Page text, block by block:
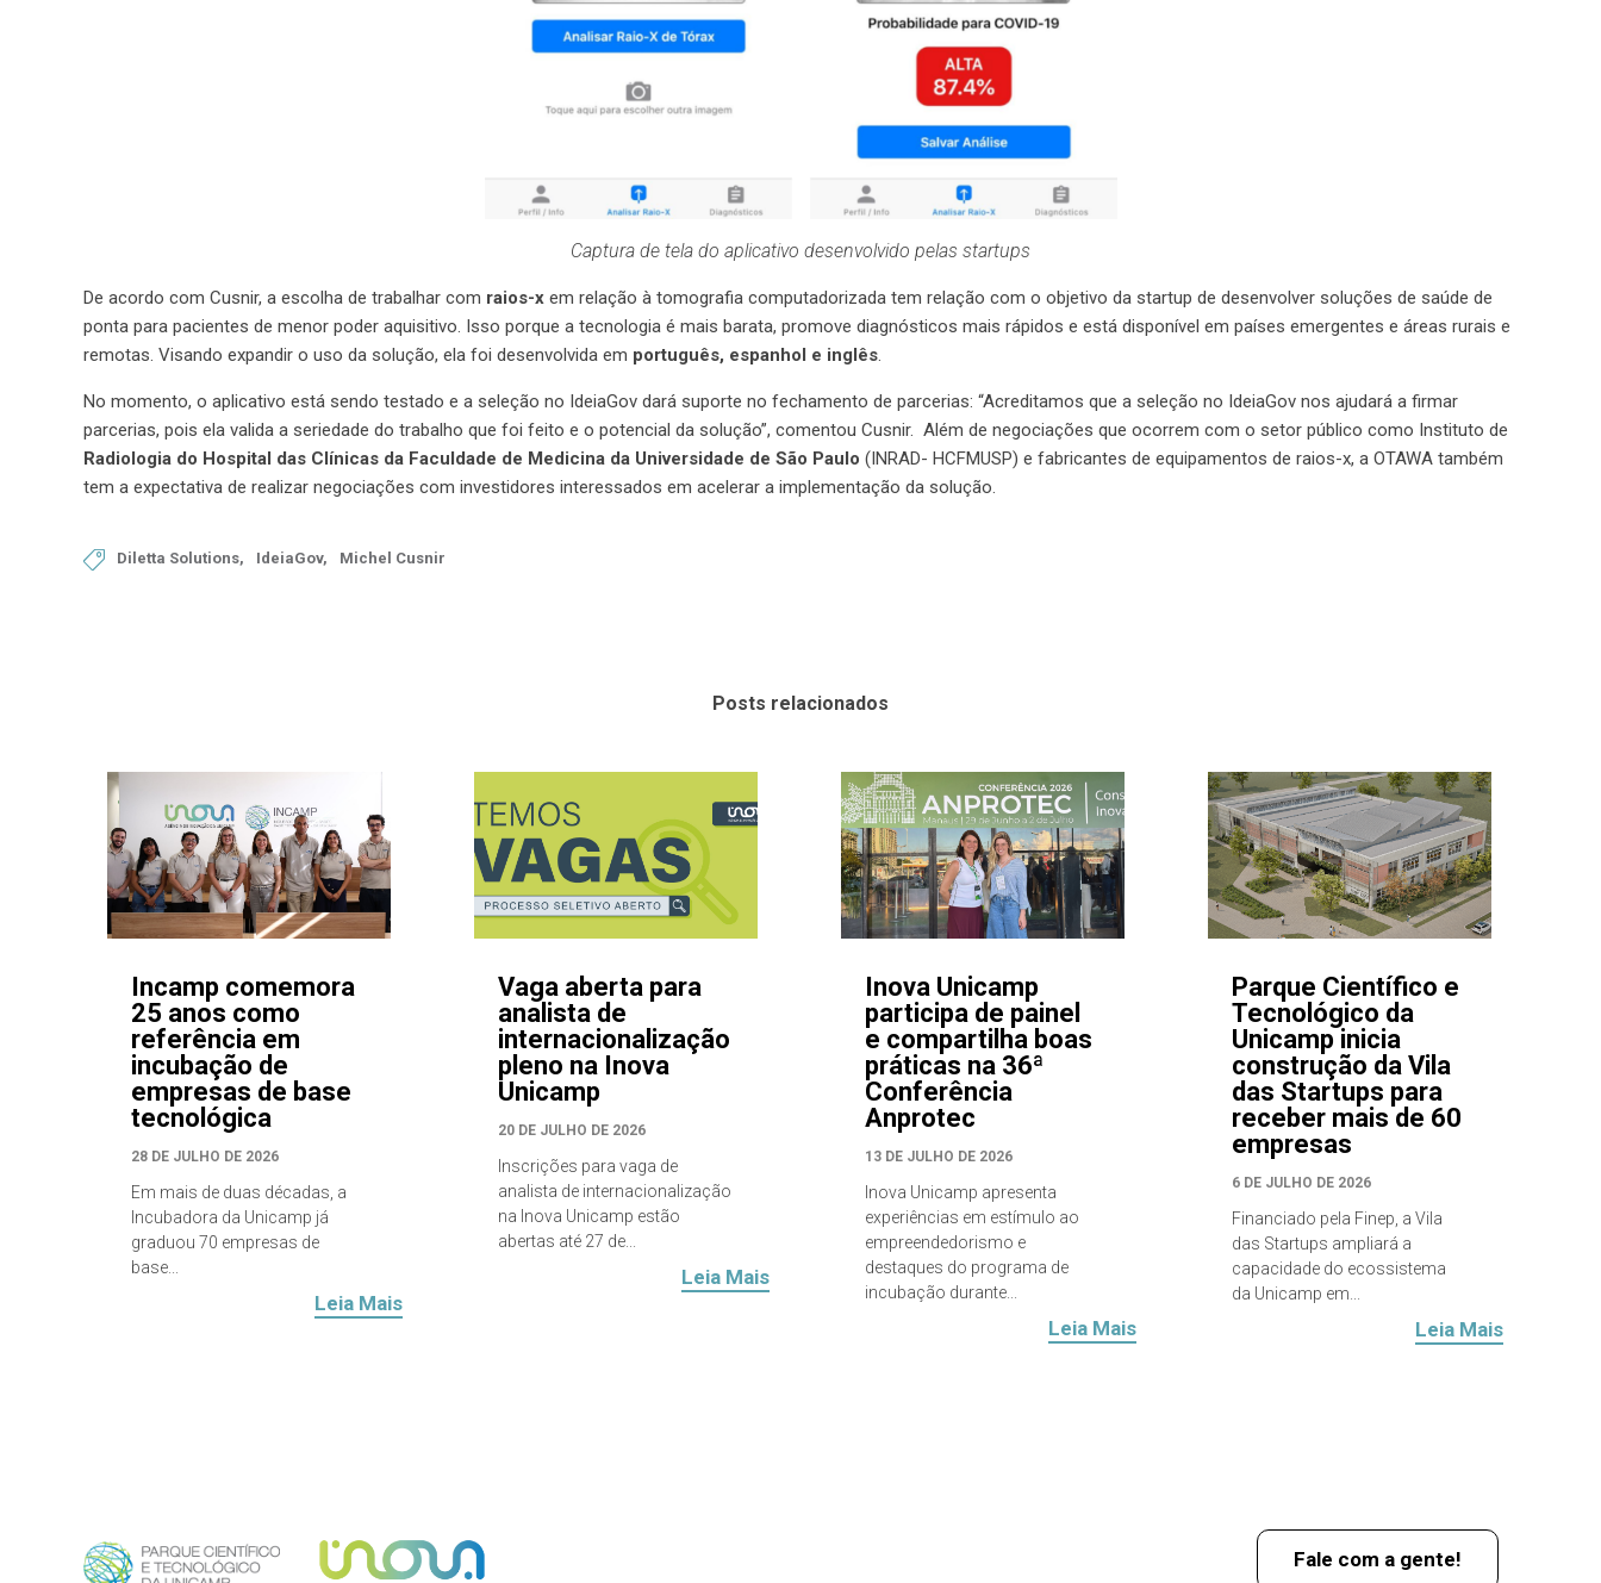
Captura de tela do aplicativo desenvolvido pelas startups
De acordo com Cusnir, a escolha de trabalhar com raios-x em relação à tomografia computadorizada tem relação com o objetivo da startup de desenvolver soluções de saúde de
ponta para pacientes de menor poder aquisitivo. Isso porque a tecnologia é mais barata, promove diagnósticos mais rápidos e está disponível em países emergentes e áreas rurais e
remotas. Visando expandir o uso da solução, ela foi desenvolvida em português, espanhol e inglês.
No momento, o aplicativo está sendo testado e a seleção no IdeiaGov dará suporte no fechamento de parcerias: “Acreditamos que a seleção no IdeiaGov nos ajudará a firmar
parcerias, pois ela valida a seriedade do trabalho que foi feito e o potencial da solução”, comentou Cusnir. Além de negociações que ocorrem com o setor público como Instituto de
Radiologia do Hospital das Clínicas da Faculdade de Medicina da Universidade de São Paulo (INRAD- HCFMUSP) e fabricantes de equipamentos de raios-x, a OTAWA também
tem a expectativa de realizar negociações com investidores interessados em acelerar a implementação da solução.
 Diletta Solutions IdeiaGov Michel Cusnir
Posts relacionados
Incamp comemora
25 anos como
referência em
incubação de
empresas de base
tecnológica
28 DE JULHO DE 2026
Em mais de duas décadas, a
Incubadora da Unicamp já
graduou 70 empresas de
base...
Leia Mais
Vaga aberta para
analista de
internacionalização
pleno na Inova
Unicamp
20 DE JULHO DE 2026
Inscrições para vaga de
analista de internacionalização
na Inova Unicamp estão
abertas até 27 de...
Leia Mais
Inova Unicamp
participa de painel
e compartilha boas
práticas na 36ª
Conferência
Anprotec
13 DE JULHO DE 2026
Inova Unicamp apresenta
experiências em estímulo ao
empreendedorismo e
destaques do programa de
incubação durante...
Leia Mais
Parque Científico e
Tecnológico da
Unicamp inicia
construção da Vila
das Startups para
receber mais de 60
empresas
6 DE JULHO DE 2026
Financiado pela Finep, a Vila
das Startups ampliará a
capacidade do ecossistema
da Unicamp em...
Leia Mais
Fale com a gente!